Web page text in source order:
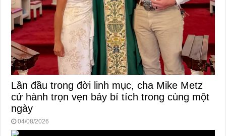
Lần đầu trong đời linh mục, cha Mike Metz
cử hành trọn vẹn bảy bí tích trong cùng một
ngày
04/08/2026